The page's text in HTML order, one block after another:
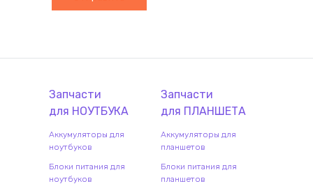
Запчасти
для НОУТБУКА
Аккумуляторы для
ноутбуков
Блоки питания для
ноутбуков
Запчасти
для ПЛАНШЕТА
Аккумуляторы для
планшетов
Блоки питания для
планшетов